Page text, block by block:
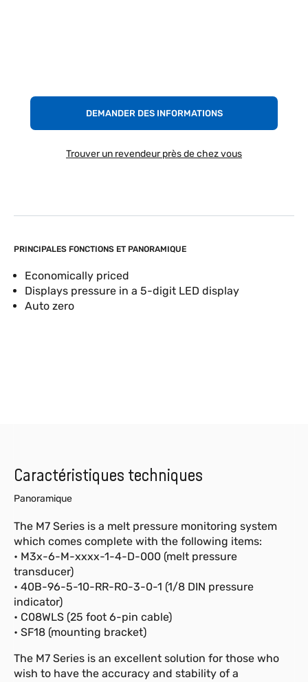
PRINCIPALES FONCTIONS ET PANORAMIQUE
Economically priced
Displays pressure in a 5-digit LED display
Auto zero
DEMANDER DES INFORMATIONS
Trouver un revendeur près de chez vous
Caractéristiques techniques
Panoramique
The M7 Series is a melt pressure monitoring system
which comes complete with the following items:
• M3x-6-M-xxxx-1-4-D-000 (melt pressure
transducer)
• 40B-96-5-10-RR-R0-3-0-1 (1/8 DIN pressure
indicator)
• C08WLS (25 foot 6-pin cable)
• SF18 (mounting bracket)
The M7 Series is an excellent solution for those who
wish to have the accuracy and stability of a